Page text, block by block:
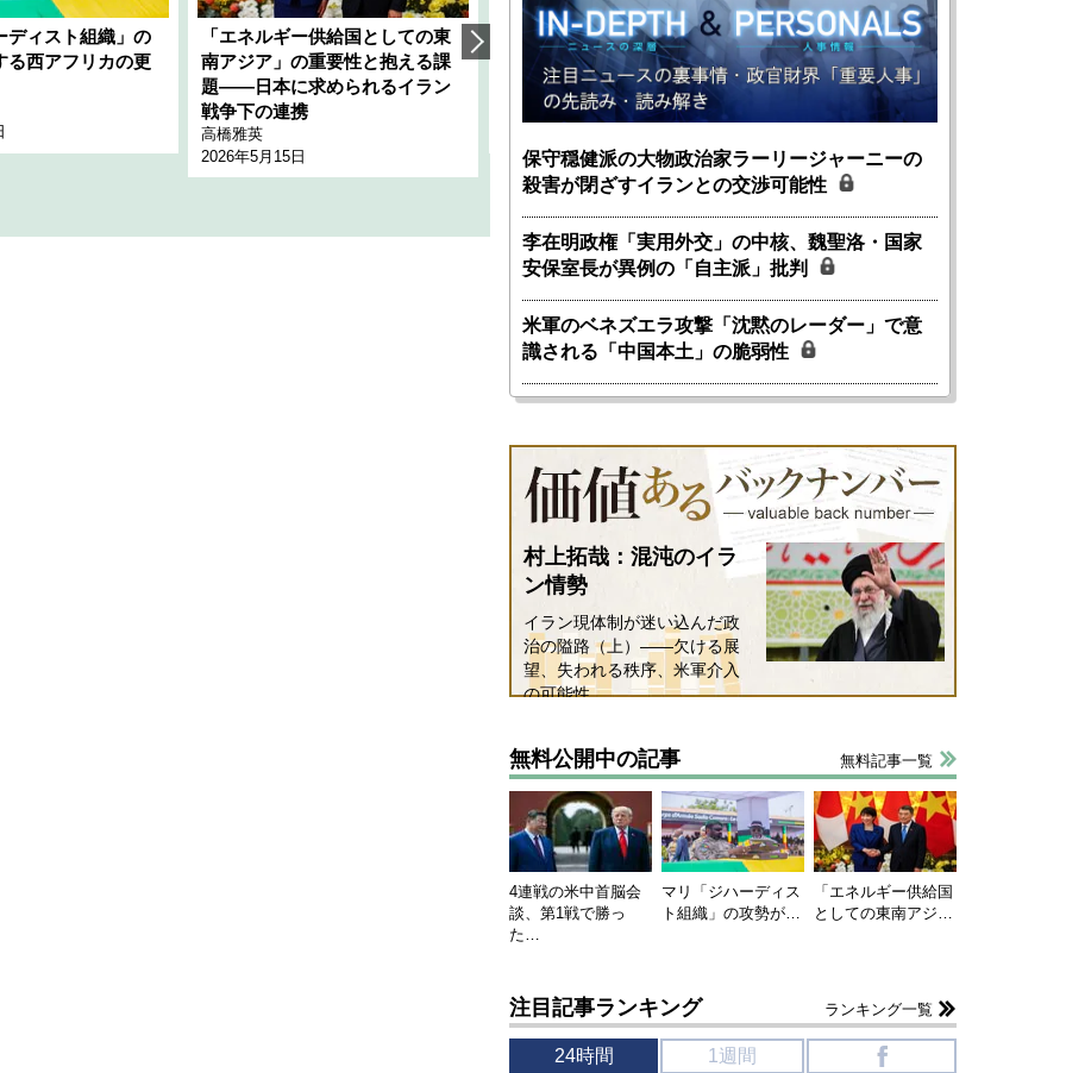
ディスト組織」の
る西アフリカの更
「エネルギー供給国としての東
南アジア」の重要性と抱える課
題――日本に求められるイラン
戦争下の連携
高橋雅英
2026年5月15日
韓国にも理解してほしい「極東
1905年体制」における日米韓安
全保障協力の意味
千々和泰明
ホルムズ海峡危機で加速したエ
ネルギー転換が「中国依存」に
行き着くリスク
保守穏健派の大物政治家ラーリージャーニーの
殺害が閉ざすイランとの交渉可能性
李在明政権「実用外交」の中核、魏聖洛・国家
安保室長が異例の「自主派」批判
米軍のベネズエラ攻撃「沈黙のレーダー」で意
識される「中国本土」の脆弱性
村上拓哉：混沌のイラ
ン情勢
イラン現体制が迷い込んだ政
治の隘路（上）――欠ける展
望、失われる秩序、米軍介入
の可能性
無料公開中の記事 無料記事一覧
4連戦の米中首脳会
談、第1戦で勝っ
た…
マリ「ジハーディス
ト組織」の攻勢が…
「エネルギー供給国
としての東南アジ…
注目記事ランキング ランキング一覧
24時間 1週間